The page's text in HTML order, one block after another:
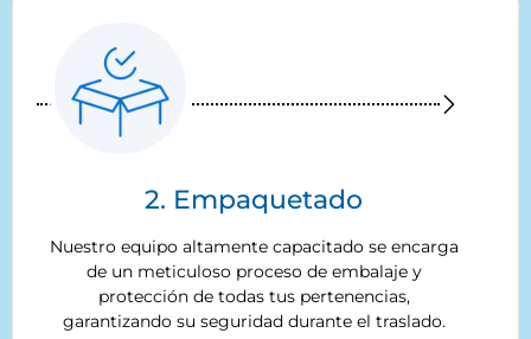
2. Empaquetado
Nuestro equipo altamente capacitado se encarga
de un meticuloso proceso de embalaje y
protección de todas tus pertenencias,
garantizando su seguridad durante el traslado.